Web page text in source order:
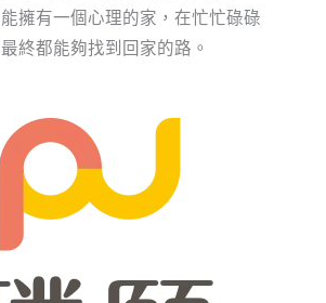
擁有一個心理的家，在忙忙碌碌
終都能夠找到回家的路。